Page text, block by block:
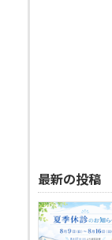
最新の投稿